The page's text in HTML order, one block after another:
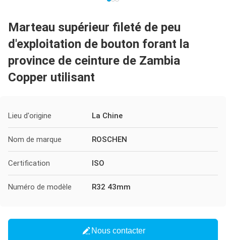
Marteau supérieur fileté de peu
d'exploitation de bouton forant la
province de ceinture de Zambia
Copper utilisant
Lieu d'origine La Chine
Nom de marque ROSCHEN
Certification ISO
Numéro de modèle R32 43mm
Nous contacter